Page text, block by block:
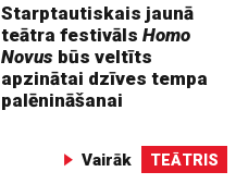
Starptautiskais jaunā
teātra festivālsHomo
Novus būs veltīts
apzinātai dzīves tempa
palēnināšanai
Vairāk TEĀTRIS